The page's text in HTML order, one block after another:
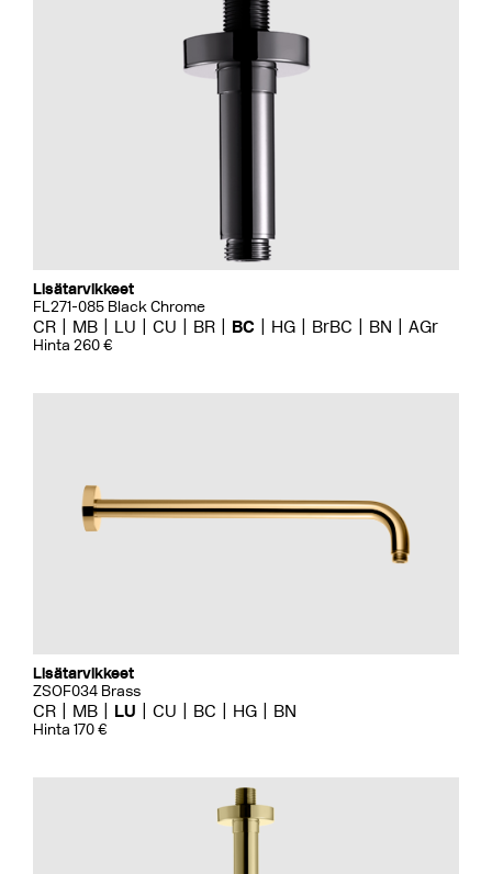
Lisätarvikkeet
FL271-085 Black Chrome
CR MB LU CU BR BC HG BrBC BN AGr
Hinta 260 €
Lisätarvikkeet
ZSOF034 Brass
CR MB LU CU BC HG BN
Hinta 170 €